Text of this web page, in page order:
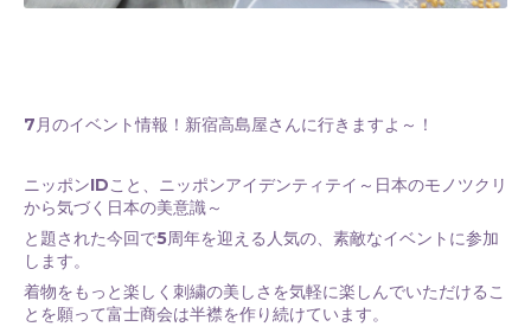
7月のイベント情報！新宿高島屋さんに行きますよ～！
ニッポンIDこと、ニッポンアイデンティテイ～日本のモノツクリ
から気づく日本の美意識～
と題された今回で5周年を迎える人気の、素敵なイベントに参加
します。
着物をもっと楽しく刺繍の美しさを気軽に楽しんでいただけるこ
とを願って富士商会は半襟を作り続けています。